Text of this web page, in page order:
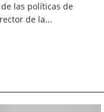
las políticas de
de la...